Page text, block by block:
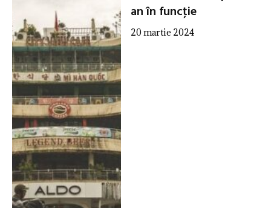
an în funcţie
20 martie 2024